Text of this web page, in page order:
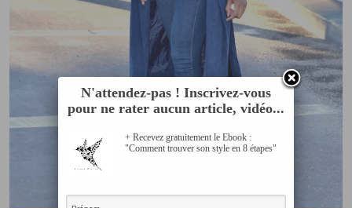
N'attendez-pas ! Inscrivez-vous
pour ne rater aucun article, vidéo...
+ Recevez gratuitement le Ebook :
"Comment trouver son style en 8 étapes"